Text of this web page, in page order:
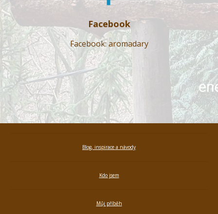
Facebook
Facebook: aromadary
Blog, inspirace a návody
Kdo jsem
Můj příběh